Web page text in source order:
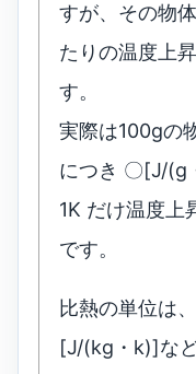
すが、その物
たりの温度上
す。
実際は100gの
につき 〇[J/(g
1K だけ温度上
です。
比熱の単位は
[J/(kg・k)]など